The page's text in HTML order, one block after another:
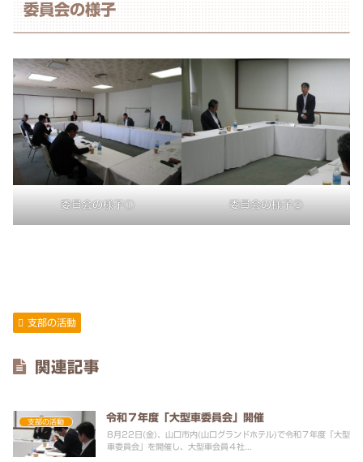
委員会の様子
委員会の様子① 委員会の様子②
支部の活動
関連記事
支部の活動 令和７年度「大型車委員会」開催
8月22日(金)、山口市内(山口グランドホテル)で令和７年度「大型
車委員会」を開催し、大型車会員４社...